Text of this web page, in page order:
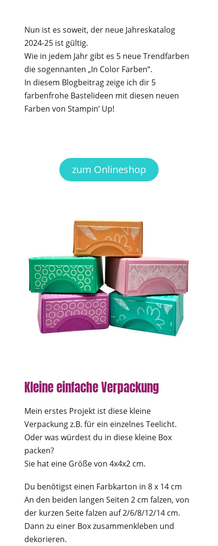
Nun ist es soweit, der neue Jahreskatalog
2024-25 ist gültig.
Wie in jedem Jahr gibt es 5 neue Trendfarben
die sogennanten „In Color Farben“.
In diesem Blogbeitrag zeige ich dir 5
farbenfrohe Bastelideen mit diesen neuen
Farben von Stampin‘ Up!
zum Onlineshop
Kleine einfache Verpackung
Mein erstes Projekt ist diese kleine
Verpackung z.B. für ein einzelnes Teelicht.
Oder was würdest du in diese kleine Box
packen?
Sie hat eine Größe von 4x4x2 cm.
Du benötigst einen Farbkarton in 8 x 14 cm
An den beiden langen Seiten 2 cm falzen, von
der kurzen Seite falzen auf 2/6/8/12/14 cm.
Dann zu einer Box zusammenkleben und
dekorieren.